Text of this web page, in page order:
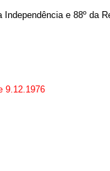
e 88º da
9.12.1976